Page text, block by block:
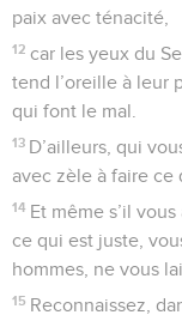
paix avec ténacité,
12 car les yeux du
tend l’oreille à leur
qui font le mal.
13 D’ailleurs, qui
avec zèle à faire ce
14 Et même s’il
ce qui est juste,
hommes, ne vous
15 Reconnaissez,